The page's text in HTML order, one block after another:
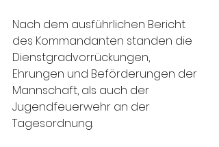
Nach dem ausführlichen Bericht
des Kommandanten standen die
Dienstgradvorrückungen,
Ehrungen und Beförderungen der
Mannschaft, als auch der
Jugendfeuerwehr an der
Tagesordnung.